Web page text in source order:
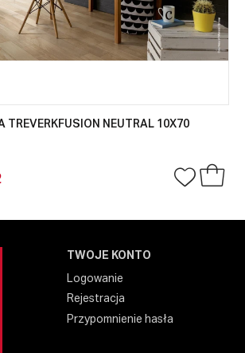
TREVERKFUSION NEUTRAL 10X70
TWOJE KONTO
Logowanie
Rejestracja
Przypomnienie hasła